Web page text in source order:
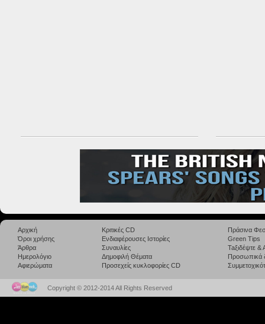
Αρχική
Όροι χρήσης
Άρθρα
Ημερολόγιο
Αφιερώματα
Κριτικές CD
Ενδιαφέρουσες Ιστορίες
Συναυλίες
Δημοφιλή Θέματα
Προσεχείς κυκλοφορίες CD
Πράσινα
Green Tips
Taξιδέψτε
Προσωπικά
Copyright © 2012-2014 All Rights Reserved